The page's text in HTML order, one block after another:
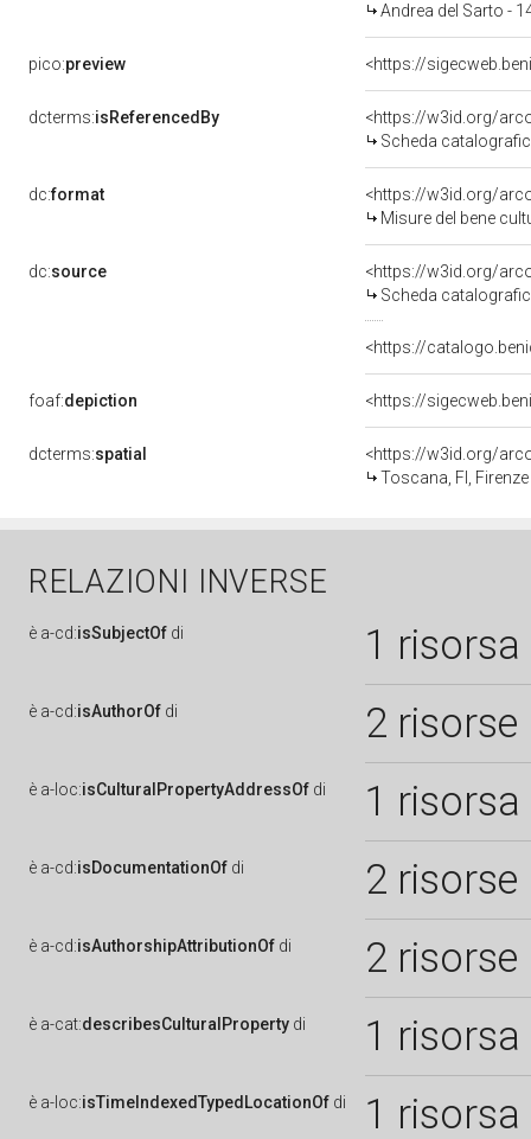
Andrea del Sarto -
pico:preview <https://
dcterms:isReferencedBy
<https://w3id.org/
Scheda
dc:format
<https://w3id.org/
Misure del bene
dc:source
<https://w3id.org/
Scheda
<https://
foaf:depiction <https://
dcterms:spatial
<https://w3id.org/
Toscana, FI, Firenze
RELAZIONI INVERSE
è a-cd:isSubjectOf di 1 risorsa
è a-cd:isAuthorOf di 2 risorse
è a-loc:isCulturalPropertyAddressOf di 1 risorsa
è a-cd:isDocumentationOf di 2 risorse
è a-cd:isAuthorshipAttributionOf di 2 risorse
è a-cat:describesCulturalProperty di 1 risorsa
è a-loc:isTimeIndexedTypedLocationOf di 1 risorsa